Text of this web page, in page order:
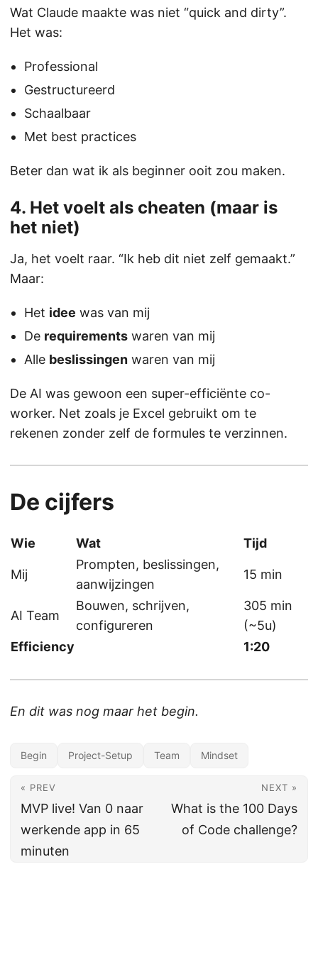
Wat Claude maakte was niet “quick and dirty”.
Het was:
Professional
Gestructureerd
Schaalbaar
Met best practices
Beter dan wat ik als beginner ooit zou maken.
4. Het voelt als cheaten (maar is
het niet)
Ja, het voelt raar. “Ik heb dit niet zelf gemaakt.”
Maar:
Het idee was van mij
De requirements waren van mij
Alle beslissingen waren van mij
De AI was gewoon een super-efficiënte co-
worker. Net zoals je Excel gebruikt om te
rekenen zonder zelf de formules te verzinnen.
De cijfers
Wie Wat Tijd
Mij
Prompten, beslissingen,
aanwijzingen
15 min
AI Team
Bouwen, schrijven,
configureren
305 min
(~5u)
Efficiency
1:20
En dit was nog maar het begin.
Begin Project-Setup Team Mindset
« PREV
MVP live! Van 0 naar
werkende app in 65
minuten
NEXT »
What is the 100 Days
of Code challenge?